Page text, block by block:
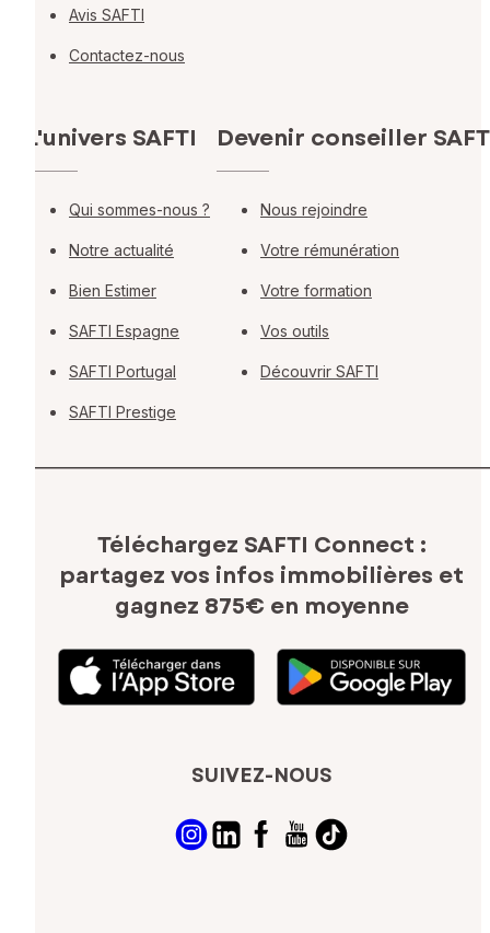
Avis SAFTI
Contactez-nous
L'univers SAFTI
Qui sommes-nous ?
Notre actualité
Bien Estimer
SAFTI Espagne
SAFTI Portugal
SAFTI Prestige
Devenir conseiller
Nous rejoindre
Votre rémunération
Votre formation
Vos outils
Découvrir SAFTI
Téléchargez SAFTI Connect :
partagez vos infos immobilières et
gagnez 875€ en moyenne
SUIVEZ-NOUS